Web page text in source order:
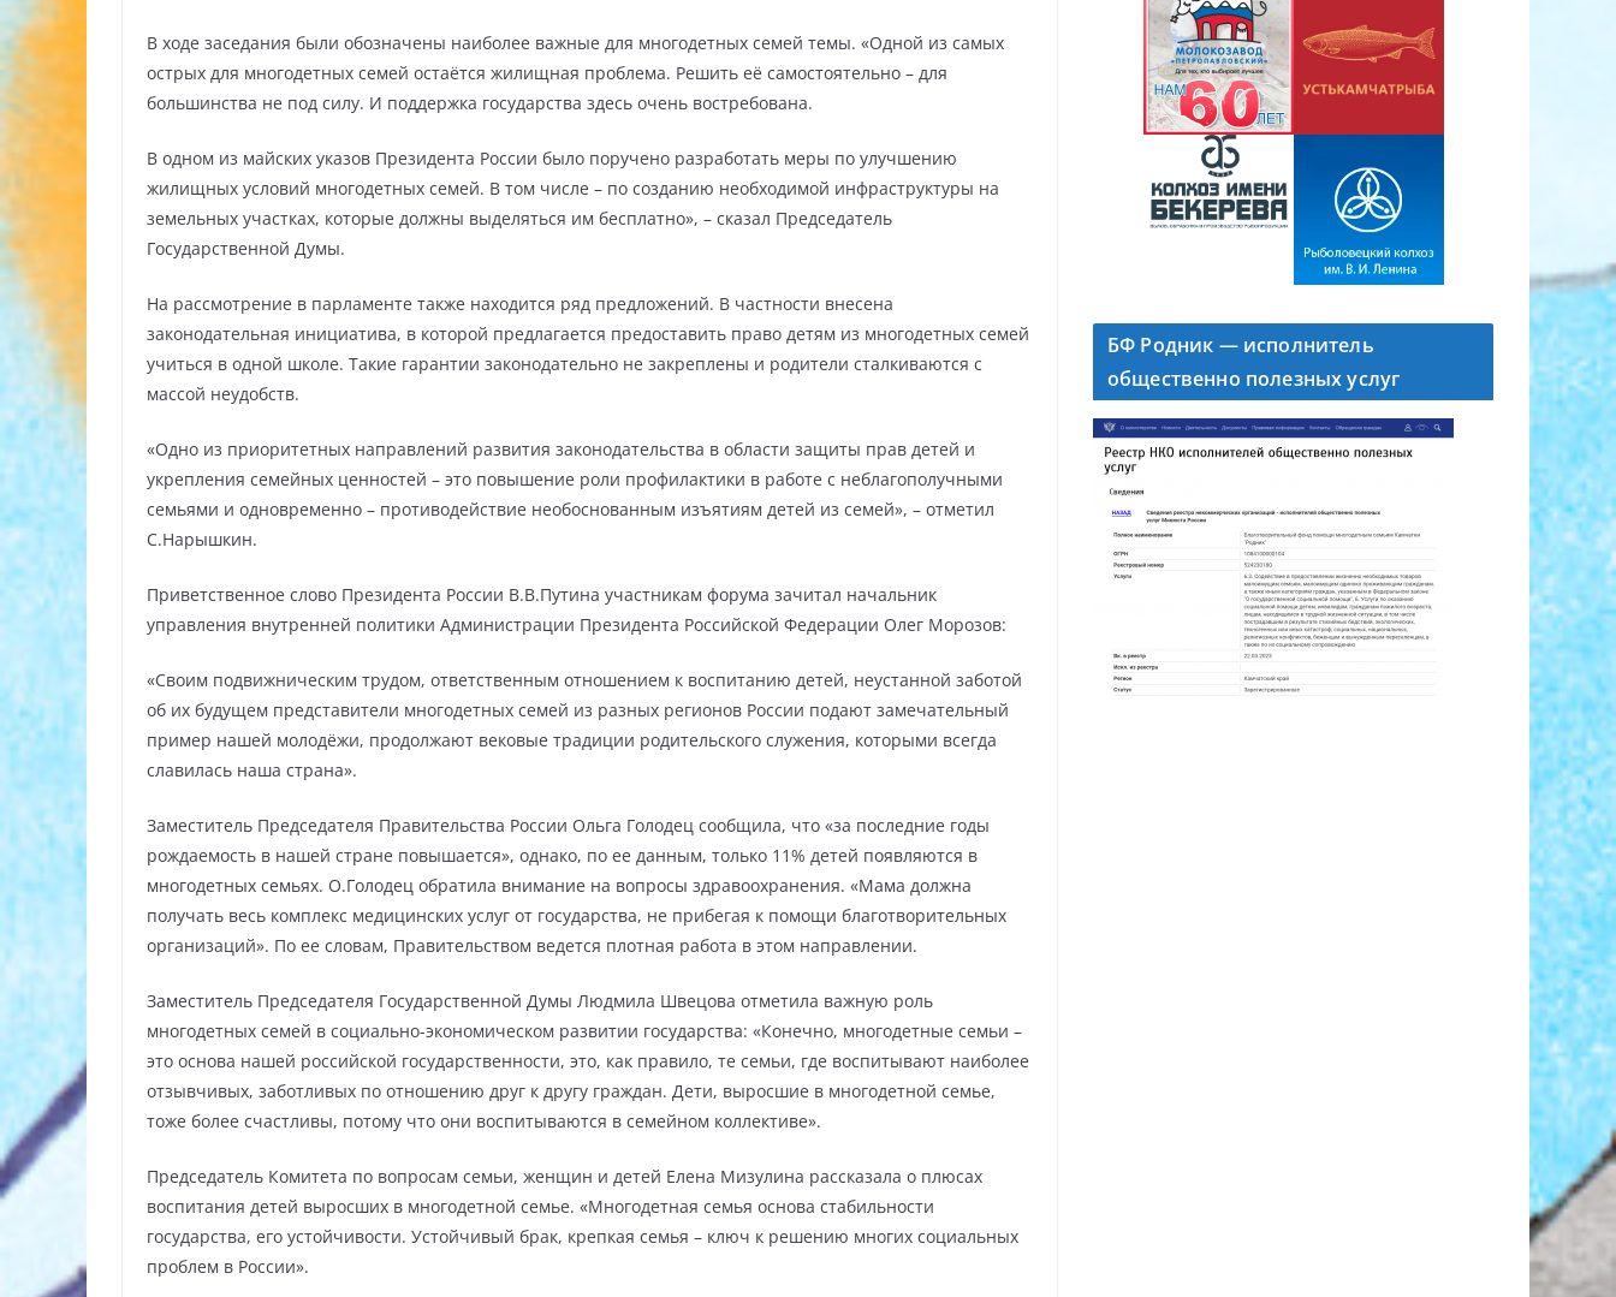
В ходе заседания были обозначены наиболее важные для многодетных семей темы. «Одной из самых
острых для многодетных семей остаётся жилищная проблема. Решить её самостоятельно – для
большинства не под силу. И поддержка государства здесь очень востребована.
В одном из майских указов Президента России было поручено разработать меры по улучшению
жилищных условий многодетных семей. В том числе – по созданию необходимой инфраструктуры на
земельных участках, которые должны выделяться им бесплатно», – сказал Председатель
Государственной Думы.
На рассмотрение в парламенте также находится ряд предложений. В частности внесена
законодательная инициатива, в которой предлагается предоставить право детям из многодетных семей
учиться в одной школе. Такие гарантии законодательно не закреплены и родители сталкиваются с
массой неудобств.
«Одно из приоритетных направлений развития законодательства в области защиты прав детей и
укрепления семейных ценностей – это повышение роли профилактики в работе с неблагополучными
семьями и одновременно – противодействие необоснованным изъятиям детей из семей», – отметил
С.Нарышкин.
Приветственное слово Президента России В.В.Путина участникам форума зачитал начальник
управления внутренней политики Администрации Президента Российской Федерации Олег Морозов:
«Своим подвижническим трудом, ответственным отношением к воспитанию детей, неустанной заботой
об их будущем представители многодетных семей из разных регионов России подают замечательный
пример нашей молодёжи, продолжают вековые традиции родительского служения, которыми всегда
славилась наша страна».
Заместитель Председателя Правительства России Ольга Голодец сообщила, что «за последние годы
рождаемость в нашей стране повышается», однако, по ее данным, только 11% детей появляются в
многодетных семьях. О.Голодец обратила внимание на вопросы здравоохранения. «Мама должна
получать весь комплекс медицинских услуг от государства, не прибегая к помощи благотворительных
организаций». По ее словам, Правительством ведется плотная работа в этом направлении.
Заместитель Председателя Государственной Думы Людмила Швецова отметила важную роль
многодетных семей в социально-экономическом развитии государства: «Конечно, многодетные семьи –
это основа нашей российской государственности, это, как правило, те семьи, где воспитывают наиболее
отзывчивых, заботливых по отношению друг к другу граждан. Дети, выросшие в многодетной семье,
тоже более счастливы, потому что они воспитываются в семейном коллективе».
Председатель Комитета по вопросам семьи, женщин и детей Елена Мизулина рассказала о плюсах
воспитания детей выросших в многодетной семье. «Многодетная семья основа стабильности
государства, его устойчивости. Устойчивый брак, крепкая семья – ключ к решению многих социальных
проблем в России».
БФ Родник — исполнитель
общественно полезных услуг